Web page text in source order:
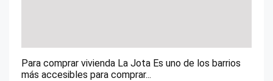
Para comprar vivienda La Jota Es uno de los barrios
más accesibles para comprar...